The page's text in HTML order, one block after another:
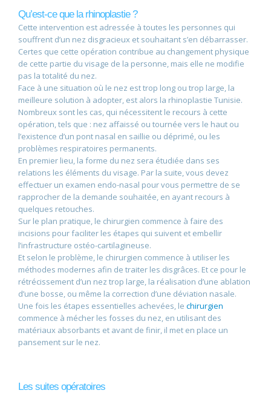
Qu’est-ce que la rhinoplastie ?
Cette intervention est adressée à toutes les personnes qui
souffrent d’un nez disgracieux et souhaitant s’en débarrasser.
Certes que cette opération contribue au changement physique
de cette partie du visage de la personne, mais elle ne modifie
pas la totalité du nez.
Face à une situation où le nez est trop long ou trop large, la
meilleure solution à adopter, est alors la rhinoplastie Tunisie.
Nombreux sont les cas, qui nécessitent le recours à cette
opération, tels que : nez affaissé ou tournée vers le haut ou
l’existence d’un pont nasal en saillie ou déprimé, ou les
problèmes respiratoires permanents.
En premier lieu, la forme du nez sera étudiée dans ses
relations les éléments du visage. Par la suite, vous devez
effectuer un examen endo-nasal pour vous permettre de se
rapprocher de la demande souhaitée, en ayant recours à
quelques retouches.
Sur le plan pratique, le chirurgien commence à faire des
incisions pour faciliter les étapes qui suivent et embellir
l’infrastructure ostéo-cartilagineuse.
Et selon le problème, le chirurgien commence à utiliser les
méthodes modernes afin de traiter les disgrâces. Et ce pour le
rétrécissement d’un nez trop large, la réalisation d’une ablation
d’une bosse, ou même la correction d’une déviation nasale.
Une fois les étapes essentielles achevées, le chirurgien
commence à mécher les fosses du nez, en utilisant des
matériaux absorbants et avant de finir, il met en place un
pansement sur le nez.
Les suites opératoires